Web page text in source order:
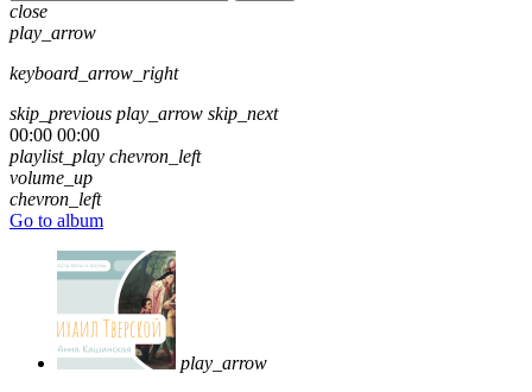
close
play_arrow
keyboard_arrow_right
skip_previous play_arrow skip_next
00:00 00:00
playlist_play chevron_left
volume_up
chevron_left
Go to album
play_arrow